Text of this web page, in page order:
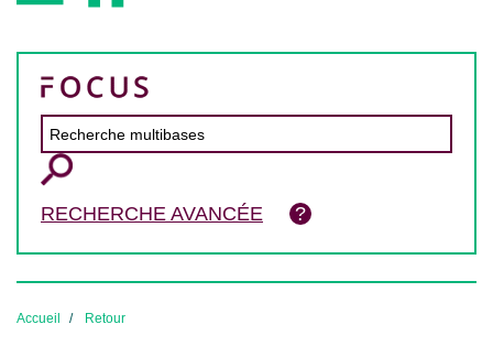
RECHERCHE AVANCÉE
Accueil Retour